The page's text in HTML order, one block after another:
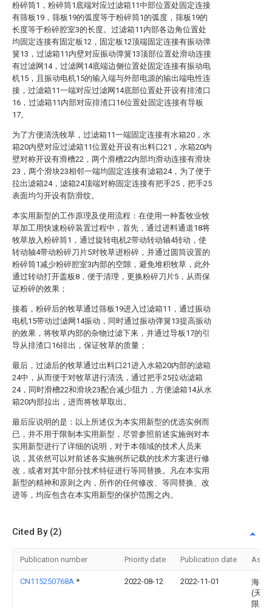
粉碎筒1，粉碎筒1底端对应过滤箱11中部位置处固定连接
有筛板19，筛板19的弧度等于粉碎筒1的弧度，筛板19的
长度等于粉碎腔室3的长度。过滤箱11内部各边角位置处
均固定连接有固定板12，固定板12顶端固定连接有振动弹
簧13，过滤箱11内壁对应振动弹簧13顶部位置处滑动连接
有过滤网14，过滤网14底端边侧位置处固定连接有振动电
机15，且振动电机15的输入端与外部电源的输出端电性连
接，过滤箱11一端对应过滤网14底部位置处开设有排渣口
16，过滤箱11内部对应排渣口16位置处固定连接有导板
17。
为了方便清洗牧草，过滤箱11一端固定连接有水箱20，水
箱20内壁对应过滤箱11位置处开设有出料口21，水箱20内
壁对称开设有滑槽22，两个滑槽22内部均滑动连接有滑块
23，两个滑块23相邻一端均固定连接有滤箱24，为了便于
拉出滤箱24，滤箱24顶端对称固定连接有把手25，把手25
表面均匀开设有防滑纹。
本实用新型的工作原理及使用流程：在使用一种畜牧业牧
草加工用快速粉碎装置过程中，首先，通过进料通道18将
牧草放入粉碎筒1，通过旋转电机2带动转动轴4转动，使
转动轴4带动粉碎刀片5对牧草进粉碎，并通过圆筒设置的
粉碎筒1减少粉碎腔室3内部的空隙，避免堆积牧草，此外
通过转动打开盖板8，便于清理，更换粉碎刀片5，从而保
证粉碎的效果；
接着，粉碎后的牧草通过筛板19进入过滤箱11，通过振动
电机15带动过滤网14振动，同时通过振动弹簧13提高振动
的效果，将牧草内部的杂物过滤下来，并通过导板17的引
导从排渣口16排出，保证牧草的质量；
最后，过滤后的牧草通过出料口21进入水箱20内部的滤箱
24中，从而便于对牧草进行清洗，通过把手25拉动滤箱
24，同时滑槽22和滑块23配合减少阻力，方便滤箱14从水
箱20内部拉出，进而将牧草取出。
最后应说明的是：以上所述仅为本实用新型的优选实例而
已，并不用于限制本实用新型，尽管参照前述实施例对本
实用新型进行了详细的说明，对于本领域的技术人员来
说，其依然可以对前述各实施例所记载的技术方案进行修
改，或者对其中部分技术特征进行等同替换。凡在本实用
新型的精神和原则之内，所作的任何修改、等同替换、改
进等，均应包含在本实用新型的保护范围之内。
Cited By (2)
Publication number Priority date Publication date
CN115250768A * 2022-08-12 2022-11-01
海禄
(天津
限公